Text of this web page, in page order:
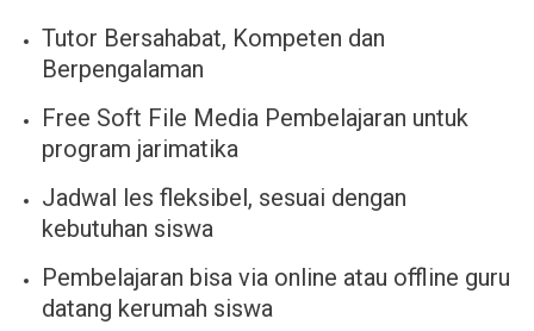
Tutor Bersahabat, Kompeten dan
Berpengalaman
Free Soft File Media Pembelajaran untuk
program jarimatika
Jadwal les fleksibel, sesuai dengan
kebutuhan siswa
Pembelajaran bisa via online atau offline guru
datang kerumah siswa